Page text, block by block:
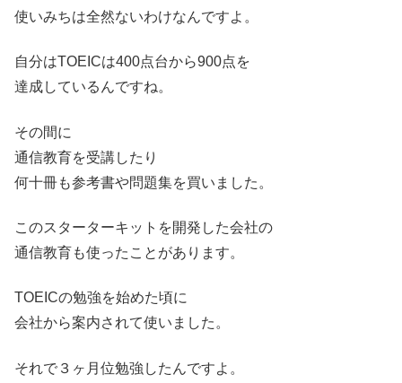
使いみちは全然ないわけなんですよ。
自分はTOEICは400点台から900点を
達成しているんですね。
その間に
通信教育を受講したり
何十冊も参考書や問題集を買いました。
このスターターキットを開発した会社の
通信教育も使ったことがあります。
TOEICの勉強を始めた頃に
会社から案内されて使いました。
それで３ヶ月位勉強したんですよ。